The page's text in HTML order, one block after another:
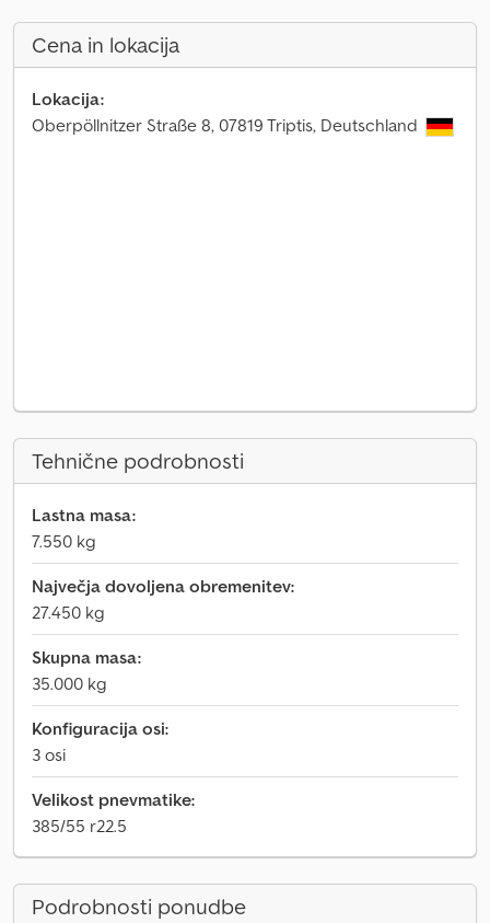
Cena in lokacija
Lokacija:
Oberpöllnitzer Straße 8, 07819 Triptis, Deutschland
Tehnične podrobnosti
Lastna masa:
7.550 kg
Največja dovoljena obremenitev:
27.450 kg
Skupna masa:
35.000 kg
Konfiguracija osi:
3 osi
Velikost pnevmatike:
385/55 r22.5
Podrobnosti ponudbe